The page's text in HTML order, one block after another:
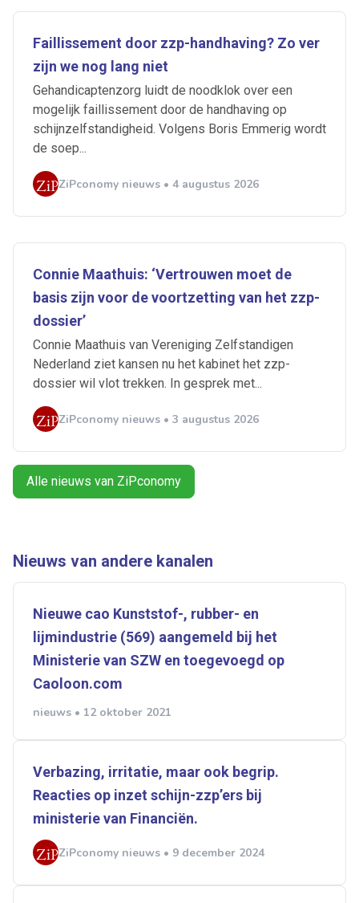
Faillissement door zzp-handhaving? Zo ver
zijn we nog lang niet
Gehandicaptenzorg luidt de noodklok over een
mogelijk faillissement door de handhaving op
schijnzelfstandigheid. Volgens Boris Emmerig wordt
de soep...
ZiPconomy nieuws • 4 augustus 2026
Connie Maathuis: ‘Vertrouwen moet de
basis zijn voor de voortzetting van het zzp-
dossier’
Connie Maathuis van Vereniging Zelfstandigen
Nederland ziet kansen nu het kabinet het zzp-
dossier wil vlot trekken. In gesprek met...
ZiPconomy nieuws • 3 augustus 2026
Alle nieuws van ZiPconomy
Nieuws van andere kanalen
Nieuwe cao Kunststof-, rubber- en
lijmindustrie (569) aangemeld bij het
Ministerie van SZW en toegevoegd op
Caoloon.com
nieuws • 12 oktober 2021
Verbazing, irritatie, maar ook begrip.
Reacties op inzet schijn-zzp’ers bij
ministerie van Financiën.
ZiPconomy nieuws • 9 december 2024
Ontvang vacatures direct in
je mailbox
Artikelen zoeken
Alles Ingezonden ABU
Bureau Cicero
Doorzaam
Flexmarkt Flexnieuws
Normering Arbeid
ZiPconomy